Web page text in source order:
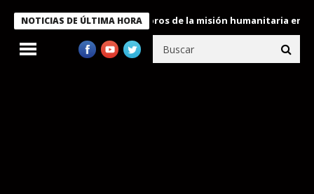
NOTICIAS DE ÚLTIMA HORA
Bukele condecora a miembros de la misión humanitaria enviada